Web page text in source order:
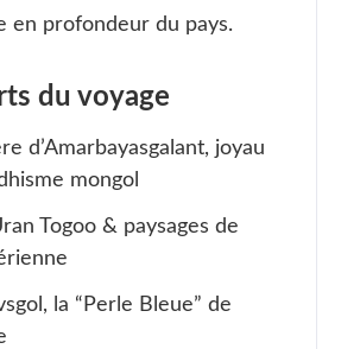
en profondeur du pays.
du voyage
d’Amarbayasgalant, joyau
mongol
Togoo & paysages de
la “Perle Bleue” de